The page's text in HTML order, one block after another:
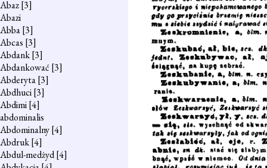
Abaz[3]
Abazi
Abba[3]
Abcas [3]
Abdank[3]
Abdankować [3]
Abderyta[3]
Abdhuci[3]
Abdimi[4]
abdominalis
Abdominalny[4]
Abdruk[4]
Abdul-medżyd[4]